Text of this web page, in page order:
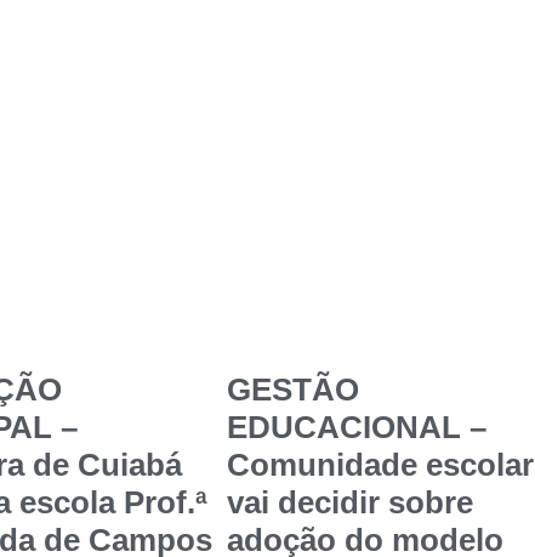
–
de Cuiabá
escola Prof.ª
de Campos
GESTÃO
EDUCACIONAL –
Comunidade escolar
vai decidir sobre
adoção do modelo